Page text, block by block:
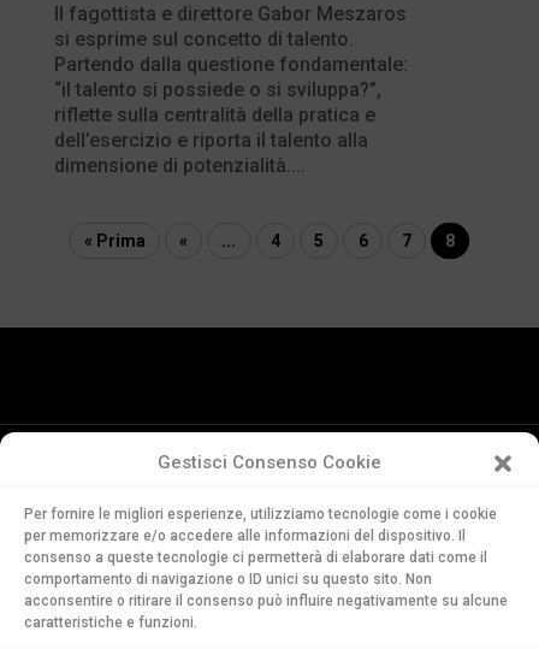
Gestisci Consenso Cookie
Per fornire le migliori esperienze, utilizziamo tecnologie come i cookie
per memorizzare e/o accedere alle informazioni del dispositivo. Il
consenso a queste tecnologie ci permetterà di elaborare dati come il
comportamento di navigazione o ID unici su questo sito. Non
acconsentire o ritirare il consenso può influire negativamente su alcune
caratteristiche e funzioni.
Il fagottista e direttore Gabor Meszaros
si esprime sul concetto di talento.
Partendo dalla questione fondamentale:
“il talento si possiede o si sviluppa?”,
riflette sulla centralità della pratica e
dell’esercizio e riporta il talento alla
dimensione di potenzialità....
« Prima « ... 4 5 6 7 8
della Svizzera Italiana
Via Soldino 9
CH-6900 Lugano
T. +41 91 960 30 40